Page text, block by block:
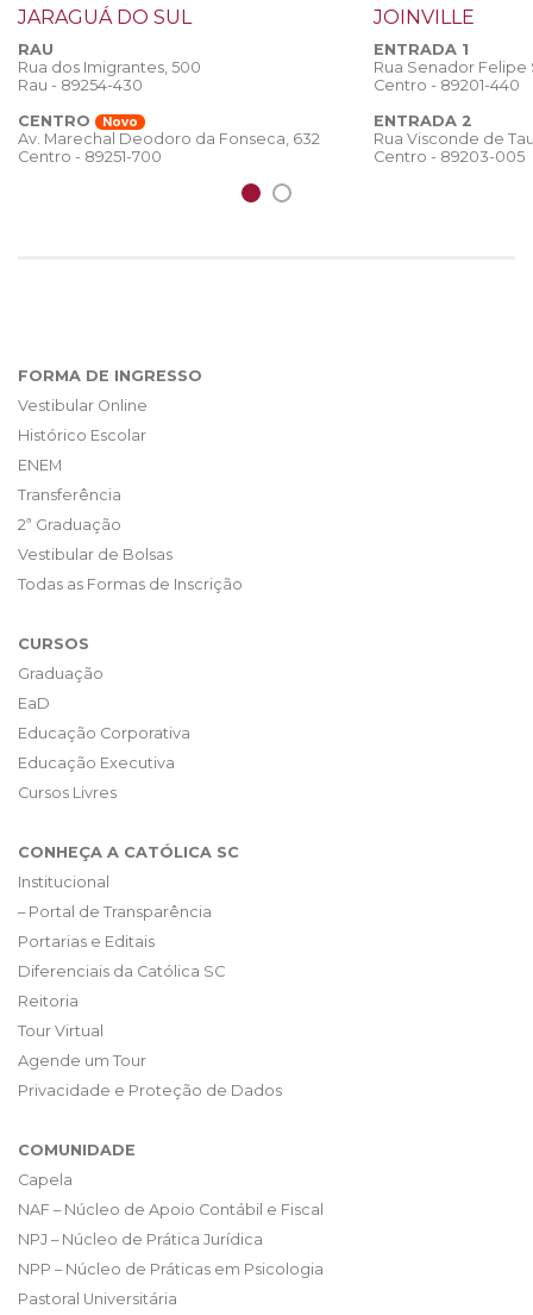
JARAGUÁ DO SUL
RAU
Rua dos Imigrantes, 500
Rau - 89254-430
CENTRO
Novo
Av. Marechal Deodoro da Fonseca, 632
Centro - 89251-700
JOINVILLE
ENTRADA 1
Rua Senador
Centro - 89201-440
ENTRADA 2
Rua Visconde de
Centro - 89203-005
FORMA DE INGRESSO
Vestibular Online
Histórico Escolar
ENEM
Transferência
2ª Graduação
Vestibular de Bolsas
Todas as Formas de Inscrição
CURSOS
Graduação
EaD
Educação Corporativa
Educação Executiva
Cursos Livres
CONHEÇA A CATÓLICA SC
Institucional
– Portal de Transparência
Portarias e Editais
Diferenciais da Católica SC
Reitoria
Tour Virtual
Agende um Tour
Privacidade e Proteção de Dados
COMUNIDADE
Capela
NAF – Núcleo de Apoio Contábil e Fiscal
NPJ – Núcleo de Prática Jurídica
NPP – Núcleo de Práticas em Psicologia
Pastoral Universitária